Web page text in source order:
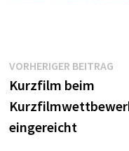
VORHERIGER BEITRAG
Kurzfilm beim
eingereicht